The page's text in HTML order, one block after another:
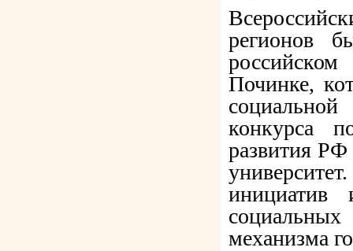
регионов
Починке,
конкурса
развития РФ
инициатив
механизма